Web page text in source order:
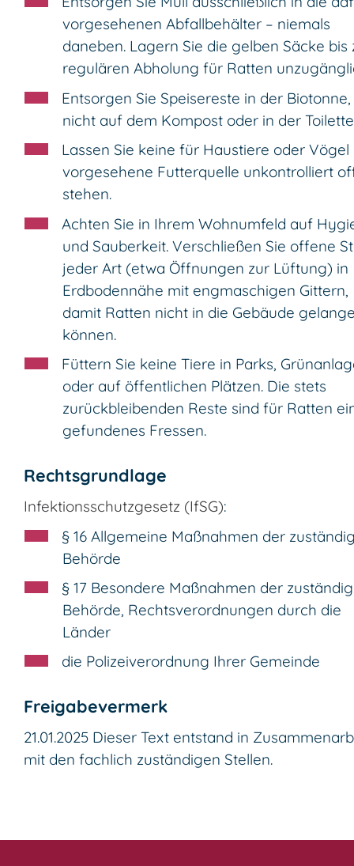
vorgesehenen Abfallbehälter – niemals
daneben. Lagern Sie die gelben Säcke bis
regulären Abholung für Ratten
Entsorgen Sie Speisereste in der Biotonne,
nicht auf dem Kompost oder in der
Lassen Sie keine für Haustiere oder Vögel
vorgesehene Futterquelle unkontrolliert
stehen.
Achten Sie in Ihrem Wohnumfeld auf
und Sauberkeit. Verschließen Sie offene
jeder Art (etwa Öffnungen zur Lüftung) in
Erdbodennähe mit engmaschigen Gittern,
damit Ratten nicht in die Gebäude
können.
Füttern Sie keine Tiere in Parks,
oder auf öffentlichen Plätzen. Die stets
zurückbleibenden Reste sind für Ratten
gefundenes Fressen.
Rechtsgrundlage
Infektionsschutzgesetz (IfSG):
§ 16 Allgemeine Maßnahmen der
Behörde
§ 17 Besondere Maßnahmen der
Behörde, Rechtsverordnungen durch die
Länder
die Polizeiverordnung Ihrer Gemeinde
Freigabevermerk
21.01.2025 Dieser Text entstand in
mit den fachlich zuständigen Stellen.